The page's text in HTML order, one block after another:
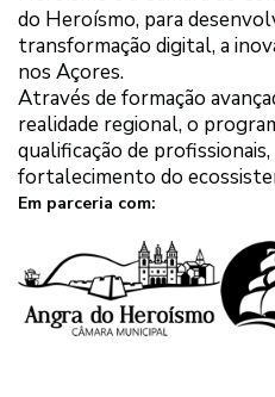
do Heroísmo, para
transformação digital, a
nos Açores.
Através de formação
realidade regional, o
qualificação de
fortalecimento do
Em parceria com: